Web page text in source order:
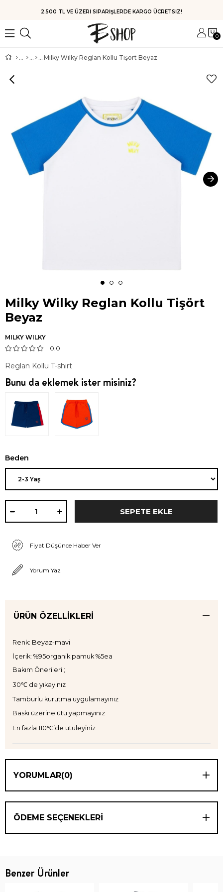
HIZLI KARGO
0
Milky Wilky Reglan Kollu Tişört Beyaz
Milky Wilky Reglan Kollu Tişört
Beyaz
MILKY WILKY
0.0
Reglan Kollu T-shirt
Bunu da eklemek ister misiniz?
Beden
Fiyat Düşünce Haber Ver
Yorum Yaz
ÜRÜN ÖZELLIKLERI
Renk: Beyaz-mavi
İçerik: %95organik pamuk %5ea
Bakım Önerileri ;
30℃ de yıkayınız
Tamburlu kurutma uygulamayınız
Baskı üzerine ütü yapmayınız
En fazla 110℃’de ütüleyiniz
YORUMLAR(0)
ÖDEME SEÇENEKLERI
Benzer Ürünler